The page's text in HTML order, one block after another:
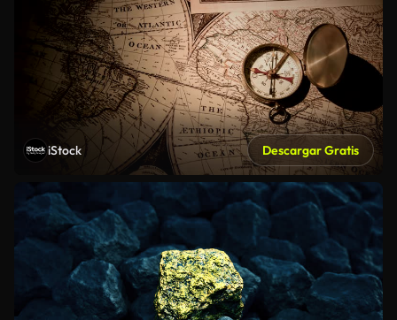
iStock Descargar Gratis